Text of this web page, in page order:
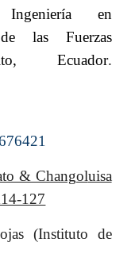
en
las Fuerzas
Ecuador.
& Changoluisa
127
(Instituto de